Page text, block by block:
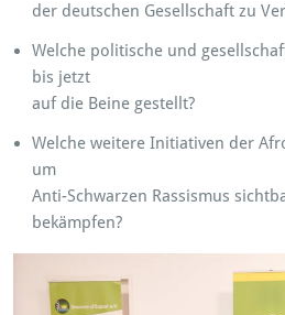
der deutschen Gesellschaft zu
Welche politische und
bis jetzt
auf die Beine gestellt?
Welche weitere Initiativen der
um
Anti-Schwarzen Rassismus
bekämpfen?